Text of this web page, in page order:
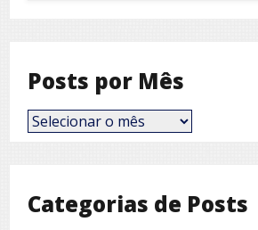
Posts por Mês
Posts
por
Categorias de Posts